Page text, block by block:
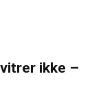
ikke –